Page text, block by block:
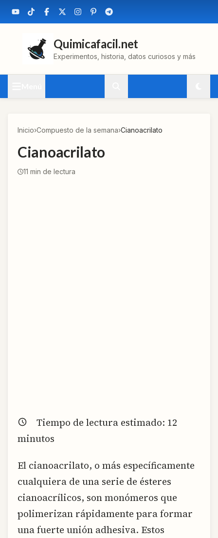
Quimicafacil.net
Experimentos, historia, datos curiosos y más
Inicio›Compuesto de la semana›Cianoacrilato
Cianoacrilato
11 min de lectura
Tiempo de lectura estimado: 12
minutos
El cianoacrilato, o más específicamente
cualquiera de una serie de ésteres
cianoacrílicos, son monómeros que
polimerizan rápidamente para formar
una fuerte unión adhesiva. Estos